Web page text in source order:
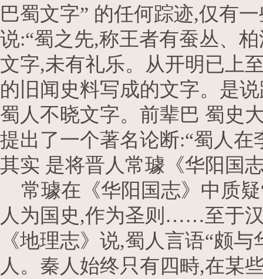
巴蜀文字” 的任何踪迹,仅有
说:“蜀之先,称王者有蚕丛、
文字,未有礼乐。从开明已上
的旧闻史料写成的文字。是
蜀人不晓文字。前辈巴 蜀史
提出了一个著名论断:“蜀人
其实 是将晋人常璩《华阳国
常璩在《华阳国志》中质疑
人为国史,作为圣则……至于汉
《地理志》说,蜀人言语“颇
人。秦人始终只有四畤,在某